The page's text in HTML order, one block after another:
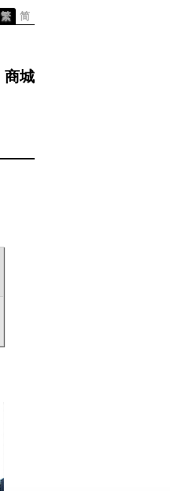
繁 简
商城